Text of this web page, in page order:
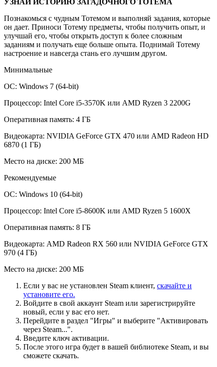
Познакомься с чудным Тотемом и выполняй задания, которые
он дает. Приноси Тотему предметы, чтобы получить опыт, и
улучшай его, чтобы открыть доступ к более сложным
заданиям и получать еще больше опыта. Поднимай Тотему
настроение и навсегда стань его лучшим другом.
Минимальные
ОС: Windows 7 (64-bit)
Процессор: Intel Core i5-3570K или AMD Ryzen 3 2200G
Оперативная память: 4 ГБ
Видеокарта: NVIDIA GeForce GTX 470 или AMD Radeon HD
6870 (1 ГБ)
Место на диске: 200 МБ
Рекомендуемые
ОС: Windows 10 (64-bit)
Процессор: Intel Core i5-8600K или AMD Ryzen 5 1600X
Оперативная память: 8 ГБ
Видеокарта: AMD Radeon RX 560 или NVIDIA GeForce GTX
970 (4 ГБ)
Место на диске: 200 МБ
Если у вас не установлен Steam клиент, скачайте и
установите его.
Войдите в свой аккаунт Steam или зарегистрируйте
новый, если у вас его нет.
Перейдите в раздел "Игры" и выберите "Активировать
через Steam...".
Введите ключ активации.
После этого игра будет в вашей библиотеке Steam, и вы
сможете скачать.